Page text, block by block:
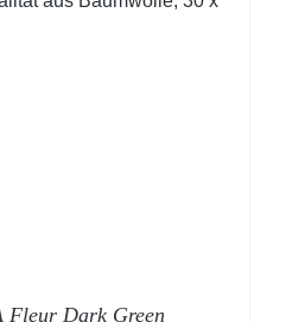
Fleur Dark Green